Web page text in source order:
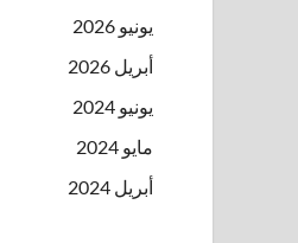
يونيو 2026
أبريل 2026
يونيو 2024
مايو 2024
أبريل 2024